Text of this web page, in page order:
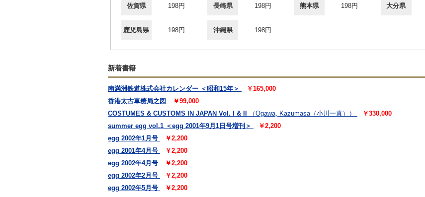
佐賀県 198円 長崎県 198円 熊本県 198円 大分県
鹿児島県 198円 沖縄県 198円
新着書籍
南満洲鉄道株式会社カレンダー ＜昭和15年＞
￥165,000
香港太古車糖局之図
￥99,000
COSTUMES & CUSTOMS IN JAPAN Vol. I & II
（Ogawa, Kazumasa（小川一真））
￥330,000
summer egg vol.1 ＜egg 2001年9月1日号増刊＞
￥2,200
egg 2002年1月号
￥2,200
egg 2001年4月号
￥2,200
egg 2002年4月号
￥2,200
egg 2002年2月号
￥2,200
egg 2002年5月号
￥2,200